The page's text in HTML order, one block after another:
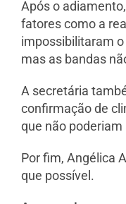
Após o
fatores como a
impossibilitaram
mas as bandas
A secretária
confirmação de
que não poderiam
Por fim, Angélica
que possível.